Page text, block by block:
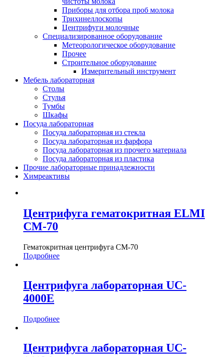
Приборы для отбора проб молока
Трихинеллоскопы
Центрифуги молочные
Специализированное оборудование
Метеорологическое оборудование
Прочее
Строительное оборудование
Измерительный инструмент
Мебель лабораторная
Столы
Стулья
Тумбы
Шкафы
Посуда лабораторная
Посуда лабораторная из стекла
Посуда лабораторная из фарфора
Посуда лабораторная из прочего материала
Посуда лабораторная из пластика
Прочие лабораторные принадлежности
Химреактивы
Центрифуга гематокритная ELMI
СМ-70
Гематокритная центрифуга СМ-70
Подробнее
Центрифуга лабораторная UC-
4000E
Подробнее
Центрифуга лабораторная UC-